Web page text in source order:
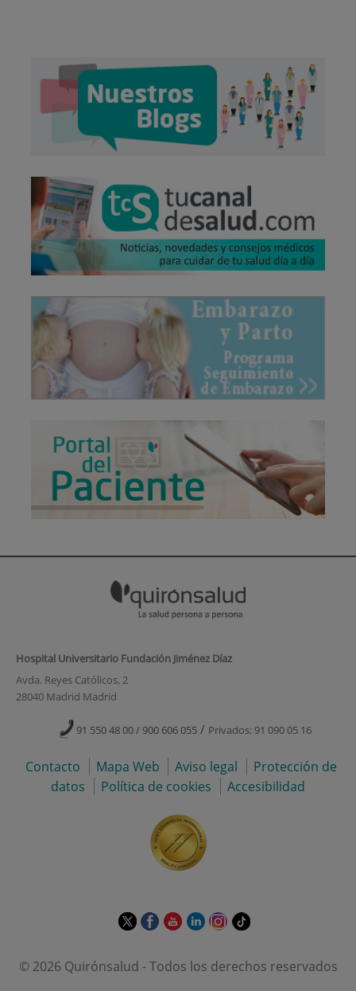
Hospital Universitario Fundación Jiménez Díaz
Avda. Reyes Católicos, 2
28040 Madrid Madrid
91 550 48 00 / 900 606 055 / Privados: 91 090 05 16
Contacto Mapa Web Aviso legal
Protección de
datos
Política de cookies Accesibilidad
Este
abrirá
Este
abrirá
Este
abrirá
Este
abrirá
Este
abrirá
Enlace
aplicación
© 2026 Quirónsalud - Todos los derechos reservados